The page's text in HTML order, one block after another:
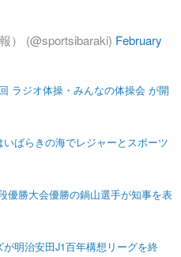
） (@sportsibaraki) February
ラジオ体操・みんなの体操会 が開
いばらきの海でレジャーとスポーツ
優勝大会優勝の鍋山選手が知事を表
が明治安田J1百年構想リーグを終